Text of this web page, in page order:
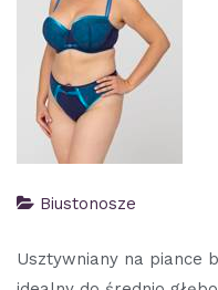
Biustonosze
Usztywniany na piance